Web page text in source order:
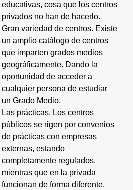
educativas, cosa que los centros
privados no han de hacerlo.
Gran variedad de centros. Existe
un amplio catálogo de centros
que imparten grados medios
geográficamente. Dando la
oportunidad de acceder a
cualquier persona de estudiar
un Grado Medio.
Las prácticas. Los centros
públicos se rigen por convenios
de prácticas con empresas
externas, estando
completamente regulados,
mientras que en la privada
funcionan de forma diferente.